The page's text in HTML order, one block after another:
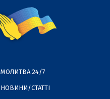
МОЛИТВА 24/7
НОВИНИ/СТАТТІ